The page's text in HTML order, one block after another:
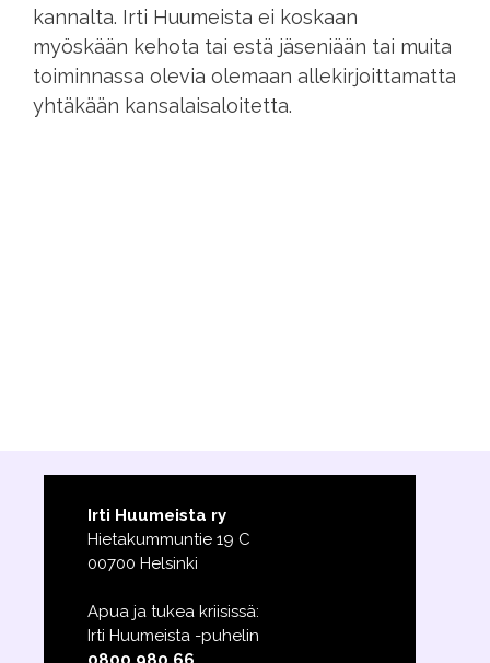
kannalta. Irti Huumeista ei koskaan
myöskään kehota tai estä jäseniään tai muita
toiminnassa olevia olemaan allekirjoittamatta
yhtäkään kansalaisaloitetta.
Irti Huumeista ry
Hietakummuntie 19 C
00700 Helsinki
Apua ja tukea kriisissä:
Irti Huumeista -puhelin